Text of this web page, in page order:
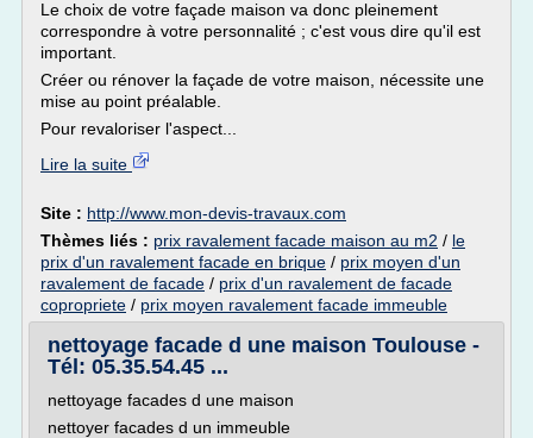
Le choix de votre façade maison va donc pleinement
correspondre à votre personnalité ; c'est vous dire qu'il est
important.
Créer ou rénover la façade de votre maison, nécessite une
mise au point préalable.
Pour revaloriser l'aspect...
Lire la suite
Site : http://www.mon-devis-travaux.com
Thèmes liés : prix ravalement facade maison au m2 / le
prix d'un ravalement facade en brique / prix moyen d'un
ravalement de facade / prix d'un ravalement de facade
copropriete / prix moyen ravalement facade immeuble
nettoyage facade d une maison Toulouse -
Tél: 05.35.54.45 ...
nettoyage facades d une maison
nettoyer facades d un immeuble